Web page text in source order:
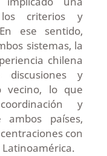
criterios y
ese sentido,
sistemas, la
chilena
y
vecino, lo que
y
ambos países,
con
Latinoamérica.